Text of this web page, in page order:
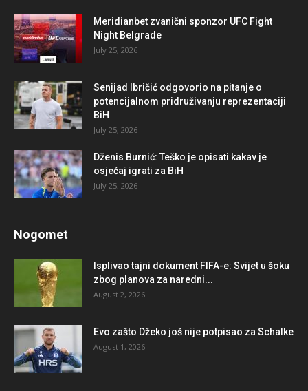
Meridianbet zvanični sponzor UFC Fight
Night Belgrade
July 25, 2026
Senijad Ibričić odgovorio na pitanje o
potencijalnom pridruživanju reprezentaciji
BiH
July 25, 2026
Dženis Burnić: Teško je opisati kakav je
osjećaj igrati za BiH
July 25, 2026
Nogomet
Isplivao tajni dokument FIFA-e: Svijet u šoku
zbog planova za naredni...
August 2, 2026
Evo zašto Džeko još nije potpisao za Schalke
August 1, 2026